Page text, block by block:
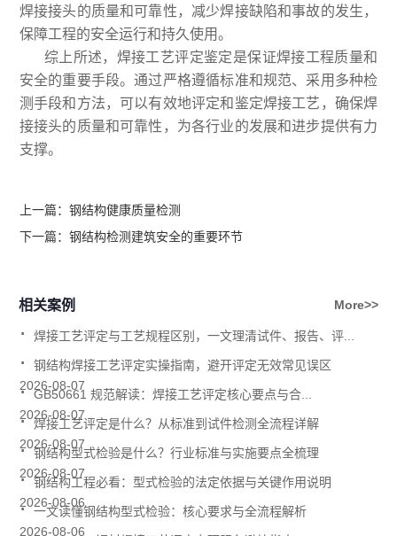
焊接接头的质量和可靠性，减少焊接缺陷和事故的发生，
保障工程的安全运行和持久使用。
综上所述，焊接工艺评定鉴定是保证焊接工程质量和
安全的重要手段。通过严格遵循标准和规范、采用多种检
测手段和方法，可以有效地评定和鉴定焊接工艺，确保焊
接接头的质量和可靠性，为各行业的发展和进步提供有力
支撑。
上一篇： 钢结构健康质量检测
下一篇： 钢结构检测建筑安全的重要环节
相关案例 More>>
焊接工艺评定与工艺规程区别，一文理清试件、报告、评...
.
2026-08-07
钢结构焊接工艺评定实操指南，避开评定无效常见误区
.
2026-08-07
GB50661 规范解读：焊接工艺评定核心要点与合...
.
2026-08-07
焊接工艺评定是什么？从标准到试件检测全流程详解
.
2026-08-07
钢结构型式检验是什么？行业标准与实施要点全梳理
.
2026-08-06
钢结构工程必看：型式检验的法定依据与关键作用说明
.
2026-08-06
一文读懂钢结构型式检验：核心要求与全流程解析
.